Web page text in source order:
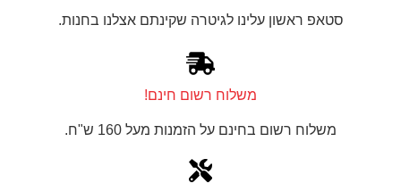
סטאפ ראשון עלינו לגיטרה שקינתם אצלנו בחנות.
משלוח רשום חינם!
משלוח רשום בחינם על הזמנות מעל 160 ש"ח.